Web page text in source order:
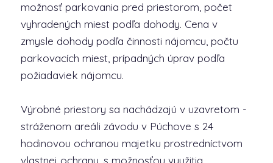
možnosť parkovania pred priestorom, počet
vyhradených miest podľa dohody. Cena v
zmysle dohody podľa činnosti nájomcu, počtu
parkovacích miest, prípadných úprav podľa
požiadaviek nájomcu.
Výrobné priestory sa nachádzajú v uzavretom -
stráženom areáli závodu v Púchove s 24
hodinovou ochranou majetku prostredníctvom
vlastnej ochrany, s možnosťou využitia